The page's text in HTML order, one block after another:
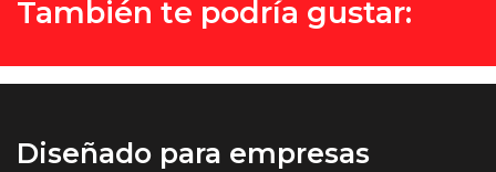
También te podría gustar:
Diseñado para empresas